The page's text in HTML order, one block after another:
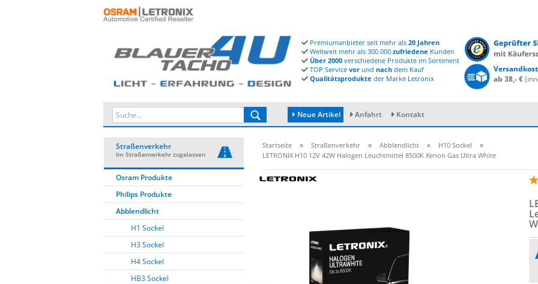
Premiumanbieter seit mehr als 20 Jahren
Weltweit mehr als 300.000 zufriedene Kunden
Über 2000 verschiedene Produkte im Sortiment
TOP Service vor und nach dem Kauf
Qualitätsprodukte der Marke Letronix
ab 38,- €
Neue Artikel Anfahrt Kontakt
Startseite » Straßenverkehr » Abblendlicht » H10 Sockel »
LETRONIX H10 12V 42W Halogen Leuchtmittel 8500K Xenon Gas Ultra White
Straßenverkehr
Im Straßenverkehr zugelassen
Osram Produkte
Philips Produkte
Abblendlicht
H1 Sockel
H3 Sockel
H4 Sockel
HB3 Sockel